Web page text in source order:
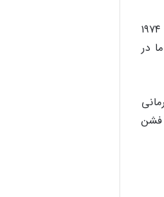
جورجیو آرمانی یکی از بهترین طراحان لباس دنیا می‌باشد که برند معتبر و لوکس خود به نام آرمانی را در سال ۱۹۷۴
در
فشن